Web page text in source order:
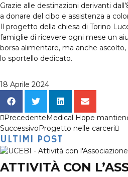
Grazie alle destinazioni derivanti
a donare del cibo e assistenza a
Il progetto della chiesa di Torino
famiglie di ricevere ogni mese un
borsa alimentare, ma anche
lo sportello dedicato.
18 Aprile 2024
PrecedenteMedical Hope
SuccessivoProgetto nelle carceri
ULTIMI POST
ATTIVITÀ CON